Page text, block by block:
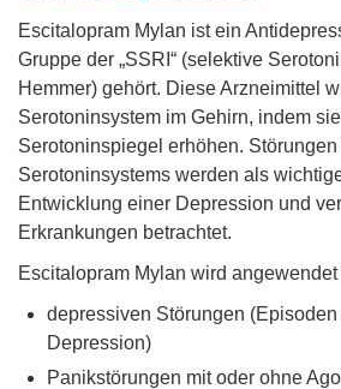
Escitalopram Mylan ist ein
Gruppe der „SSRI“ (selektive
Hemmer) gehört. Diese Arzneimittel
Serotoninsystem im Gehirn, indem
Serotoninspiegel erhöhen. Störungen
Serotoninsystems werden als
Entwicklung einer Depression und
Erkrankungen betrachtet.
Escitalopram Mylan wird
depressiven Störungen
Depression)
Panikstörungen mit oder ohne